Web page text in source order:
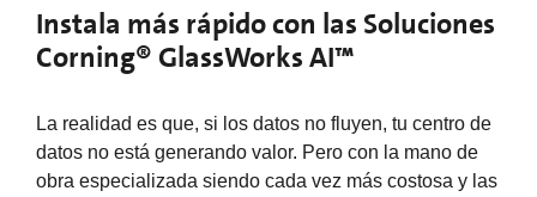
Instala más rápido con las Soluciones
Corning® GlassWorks AI™
La realidad es que, si los datos no fluyen, tu centro de
datos no está generando valor. Pero con la mano de
obra especializada siendo cada vez más costosa y las